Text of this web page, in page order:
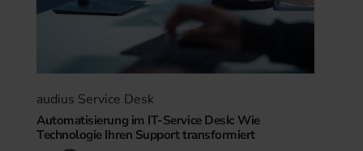
audius Service Desk
Automatisierung im IT-Service Desk: Wie
Technologie Ihren Support transformiert